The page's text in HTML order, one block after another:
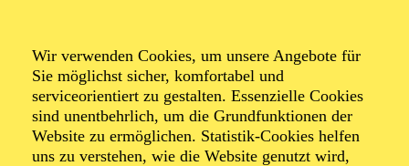
Wir verwenden Cookies, um unsere Angebote für
Sie möglichst sicher, komfortabel und
serviceorientiert zu gestalten. Essenzielle Cookies
sind unentbehrlich, um die Grundfunktionen der
Website zu ermöglichen. Statistik-Cookies helfen
uns zu verstehen, wie die Website genutzt wird,
Heribert Feckler
Dirigent